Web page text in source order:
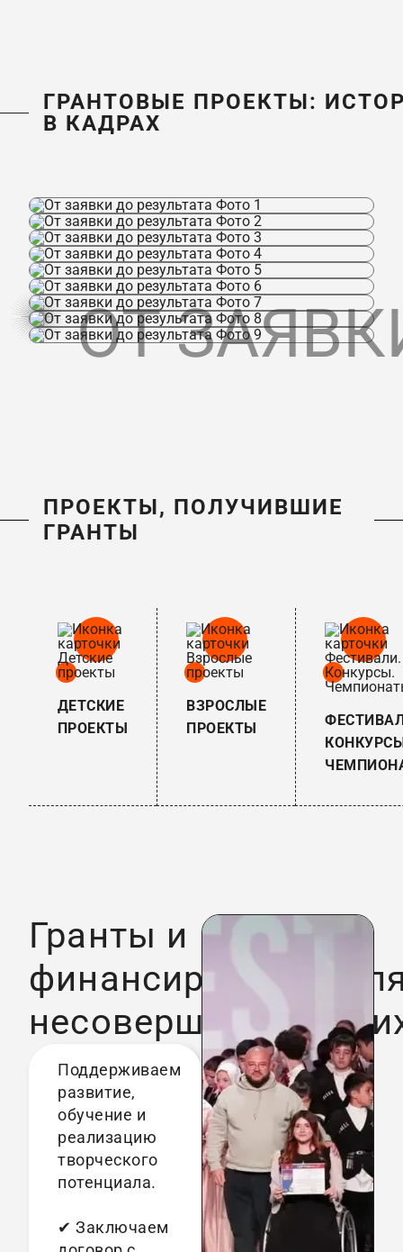
ГРАНТОВЫЕ ПРОЕКТЫ:
В КАДРАХ
ОТ
ПРОЕКТЫ, ПОЛУЧИВШИЕ
ГРАНТЫ
ДЕТСКИЕ
ПРОЕКТЫ
ВЗРОСЛЫЕ
ПРОЕКТЫ
Гранты и
финансирование
Поддерживаем
развитие,
обучение и
реализацию
творческого
потенциала.
✔ Заключаем